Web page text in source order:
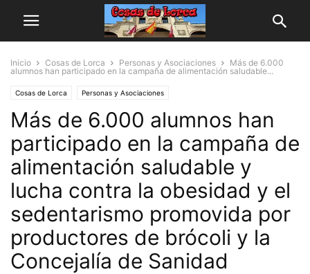
Inicio Cosas de Lorca Personas y Asociaciones
Más de 6.000
alumnos han participado en la campaña de alimentación saludable...
Cosas de Lorca Personas y Asociaciones
Más de 6.000 alumnos han
participado en la campaña de
alimentación saludable y
lucha contra la obesidad y el
sedentarismo promovida por
productores de brócoli y la
Concejalía de Sanidad